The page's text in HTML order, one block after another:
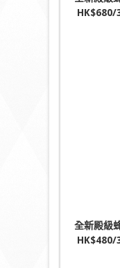
HK$680/
全新殿級
HK$480/